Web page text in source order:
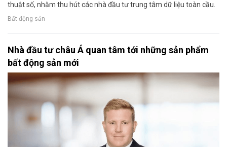
thuật số, nhằm thu hút các nhà đầu tư trung tâm dữ liệu toàn cầu.
Bất động sản
Nhà đầu tư châu Á quan tâm tới những sản phẩm
bất động sản mới